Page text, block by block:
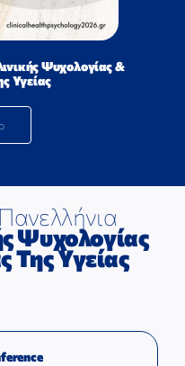
Ψυχολογίας &
Υγείας
Ψυχολογίας
Της Υγείας